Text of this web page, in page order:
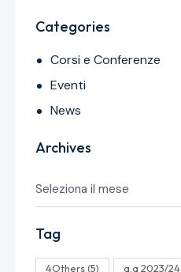
Categories
Corsi e Conferenze
Eventi
News
Archives
Tag
4Others(5) a.a 2023/24